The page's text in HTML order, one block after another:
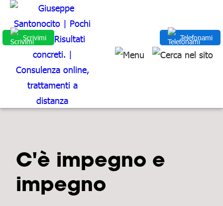
Scrivimi Telefonami
C'è impegno e
impegno